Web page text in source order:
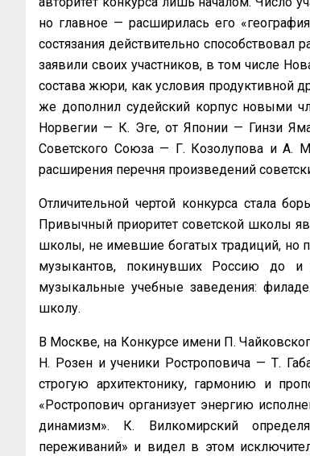
но главное — расширилась его
состязания действительно способствовал
заявили своих участников, в том числе
состава жюри, как условия продуктивной
же дополнил судейский корпус новыми
Норвегии — К. Эге, от Японии — Гинзи
Советского Союза — Г. Козолупова и А.
расширения перечня произведений
Отличительной чертой конкурса стала
Привычный приоритет советской школы
школы, не имевшие богатых традиций, но
музыкантов, покинувших Россию до
музыкальные учебные заведения:
школу.
В Москве, на Конкурсе имени П.
Н. Розен и ученики Ростроповича — Т.
строгую архитектонику, гармонию и
«Ростропович организует энергию
динамизм». К. Вилкомирский
переживаний» и видел в этом